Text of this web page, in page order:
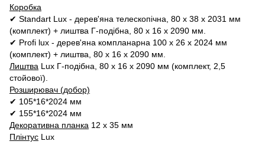
Коробка
✔ Standart Lux - дерев'яна телескопічна, 80 х 38 х 2031 мм
(комплект) + лиштва Г-подібна, 80 х 16 х 2090 мм.
✔ Profi lux - дерев'яна компланарна 100 х 26 х 2024 мм
(комплект) + лиштва, 80 х 16 х 2090 мм.
Лиштва Lux Г-подібна, 80 х 16 х 2090 мм (комплект, 2,5
стойової).
Розширювач (добор)
✔ 105*16*2024 мм
✔ 155*16*2024 мм
Декоративна планка 12 х 35 мм
Плінтус Lux